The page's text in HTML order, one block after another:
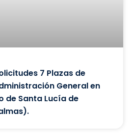
7 Plazas de
General en
de Santa Lucía de